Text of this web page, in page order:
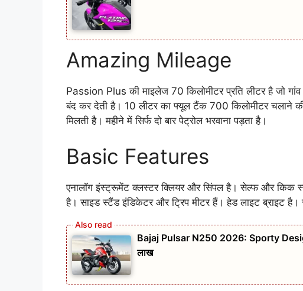
Amazing Mileage
Passion Plus की माइलेज 70 किलोमीटर प्रति लीटर है जो
बंद कर देती है। 10 लीटर का फ्यूल टैंक 700 किलोमीटर चलाने
मिलती है। महीने में सिर्फ दो बार पेट्रोल भरवाना पड़ता है।
Basic Features
एनालॉग इंस्ट्रूमेंट क्लस्टर क्लियर और सिंपल है। सेल्फ और किक
है। साइड स्टैंड इंडिकेटर और ट्रिप मीटर हैं। हेड लाइट ब्राइट
Bajaj Pulsar N250 2026: Sporty
लाख